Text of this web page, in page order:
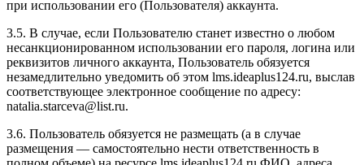
при использовании его (Пользователя) аккаунта.
3.5. В случае, если Пользователю станет известно о любом
несанкционированном использовании его пароля, логина или
реквизитов личного аккаунта, Пользователь обязуется
незамедлительно уведомить об этом lms.ideaplus124.ru, выслав
соответствующее электронное сообщение по адресу:
natalia.starceva@list.ru.
3.6. Пользователь обязуется не размещать (а в случае
размещения — самостоятельно нести ответственность в